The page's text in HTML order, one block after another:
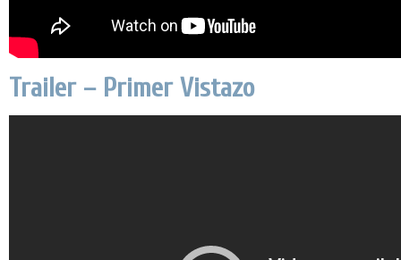
Trailer – Primer Vistazo